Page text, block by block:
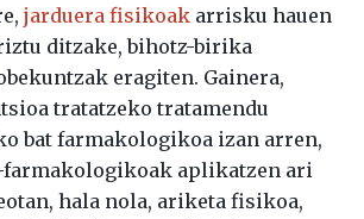
jarduera fisikoak arrisku hauen
ditzake, bihotz-birika
eragiten. Gainera,
tratatzeko tratamendu
bat farmakologikoa izan arren,
farmakologikoak aplikatzen ari
hala nola, ariketa fisikoa,